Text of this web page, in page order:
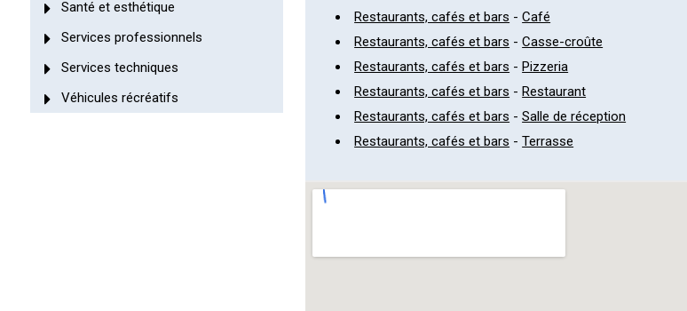
Santé et esthétique
Services professionnels
Services techniques
Véhicules récréatifs
Restaurants, cafés et bars -Café
Restaurants, cafés et bars -Casse-croûte
Restaurants, cafés et bars -Pizzeria
Restaurants, cafés et bars -Restaurant
Restaurants, cafés et bars -Salle de réception
Restaurants, cafés et bars -Terrasse